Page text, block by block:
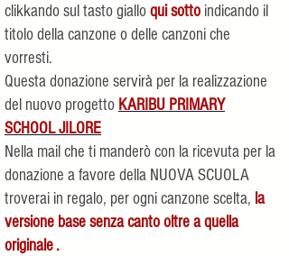
clikkando sul tasto gialloqui sotto indicando il
titolo della canzone o delle canzoni che
vorresti.
Questa donazione servirà per la realizzazione
del nuovo progetto KARIBU PRIMARY
SCHOOL JILORE
​Nella mail che ti manderò con la ricevuta per la
donazione a favore della NUOVA SCUOLA
troverai in regalo, per ogni canzone scelta, la
versione base senza canto oltre a quella
originale .